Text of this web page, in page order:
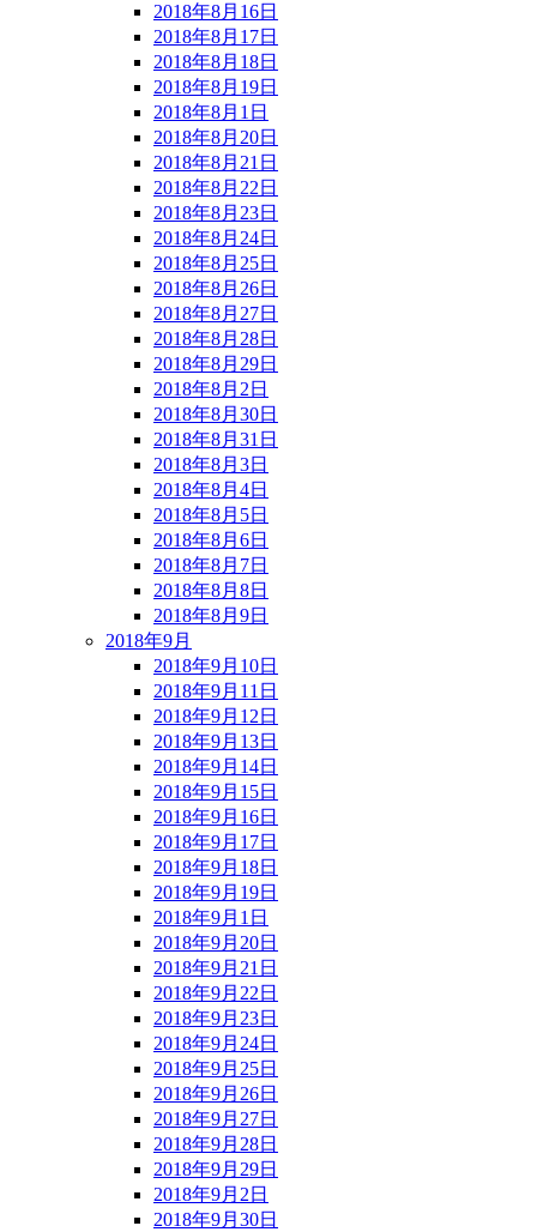
2018年8月16日
2018年8月17日
2018年8月18日
2018年8月19日
2018年8月1日
2018年8月20日
2018年8月21日
2018年8月22日
2018年8月23日
2018年8月24日
2018年8月25日
2018年8月26日
2018年8月27日
2018年8月28日
2018年8月29日
2018年8月2日
2018年8月30日
2018年8月31日
2018年8月3日
2018年8月4日
2018年8月5日
2018年8月6日
2018年8月7日
2018年8月8日
2018年8月9日
2018年9月
2018年9月10日
2018年9月11日
2018年9月12日
2018年9月13日
2018年9月14日
2018年9月15日
2018年9月16日
2018年9月17日
2018年9月18日
2018年9月19日
2018年9月1日
2018年9月20日
2018年9月21日
2018年9月22日
2018年9月23日
2018年9月24日
2018年9月25日
2018年9月26日
2018年9月27日
2018年9月28日
2018年9月29日
2018年9月2日
2018年9月30日